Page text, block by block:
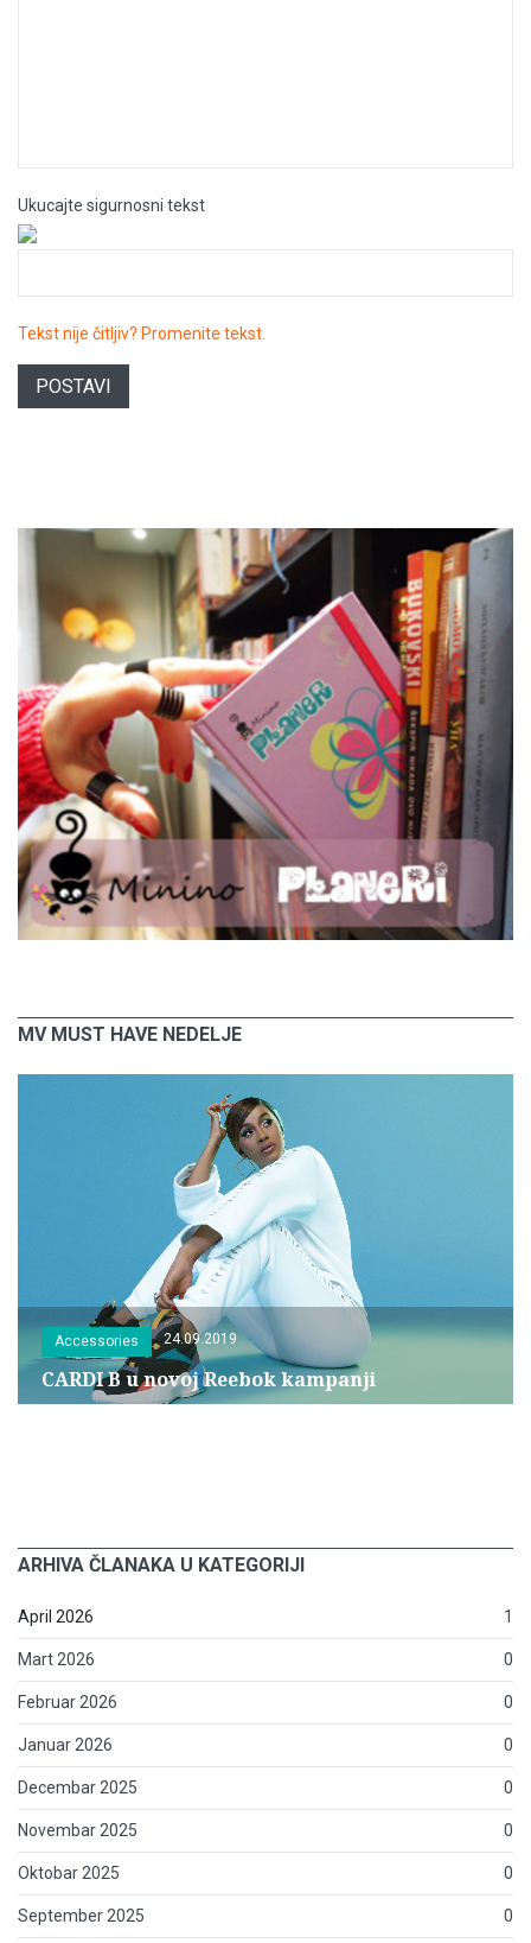
Ukucajte sigurnosni tekst
Tekst nije čitljiv? Promenite tekst.
POSTAVI
MV MUST HAVE NEDELJE
Accessories 24.09.2019
CARDI B u novoj Reebok kampanji
ARHIVA ČLANAKA U KATEGORIJI
April 2026 1
Mart 2026 0
Februar 2026 0
Januar 2026 0
Decembar 2025 0
Novembar 2025 0
Oktobar 2025 0
September 2025 0